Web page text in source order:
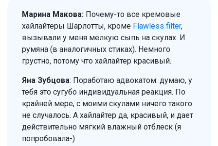
Марина Макова: Почему-то все кремовые
хайлайтеры Шарлотты, кроме Flawless filter,
вызывали у меня мелкую сыпь на скулах. И
румяна (в аналогичных стиках). Немного
грустно, потому что хайлайтер красивый.
Яна Зубцова: Поработаю адвокатом: думаю, у
тебя это сугубо индивидуальная реакция. По
крайней мере, с моими скулами ничего такого
не случалось. А хайлайтер да, красивый, и дает
действительно мягкий влажный отблеск (я
попробовала-)